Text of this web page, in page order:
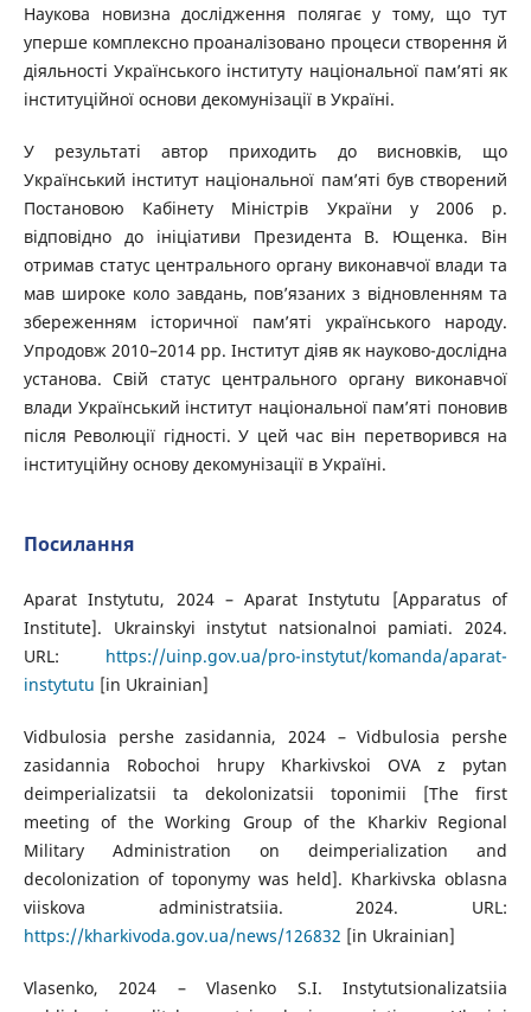
Наукова новизна дослідження полягає у тому, що тут
уперше комплексно проаналізовано процеси створення й
діяльності Українського інституту національної пам’яті як
інституційної основи декомунізації в Україні.
У результаті автор приходить до висновків, що
Український інститут національної пам’яті був створений
Постановою Кабінету Міністрів України у 2006 р.
відповідно до ініціативи Президента В. Ющенка. Він
отримав статус центрального органу виконавчої влади та
мав широке коло завдань, пов’язаних з відновленням та
збереженням історичної пам’яті українського народу.
Упродовж 2010–2014 рр. Інститут діяв як науково-дослідна
установа. Свій статус центрального органу виконавчої
влади Український інститут національної пам’яті поновив
після Революції гідності. У цей час він перетворився на
інституційну основу декомунізації в Україні.
Посилання
Aparat Instytutu, 2024 – Aparat Instytutu [Apparatus of
Institute]. Ukrainskyi instytut natsionalnoi pamiati. 2024.
URL: https://uinp.gov.ua/pro-instytut/komanda/aparat-
instytutu [in Ukrainian]
Vidbulosia pershe zasidannia, 2024 – Vidbulosia pershe
zasidannia Robochoi hrupy Kharkivskoi OVA z pytan
deimperializatsii ta dekolonizatsii toponimii [The first
meeting of the Working Group of the Kharkiv Regional
Military Administration on deimperialization and
decolonization of toponymy was held]. Kharkivska oblasna
viiskova administratsiia. 2024. URL:
https://kharkivoda.gov.ua/news/126832 [in Ukrainian]
Vlasenko, 2024 – Vlasenko S.I. Instytutsionalizatsiia